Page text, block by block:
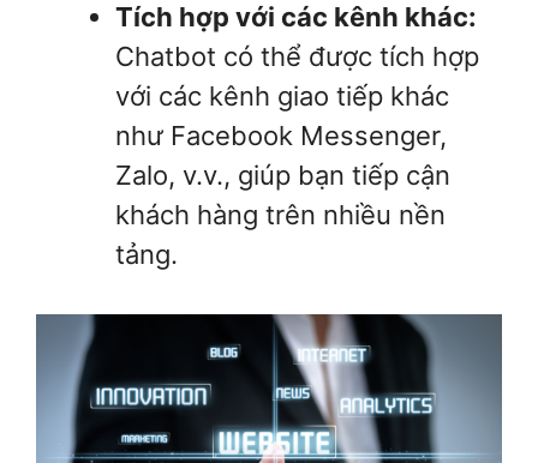
Tích hợp với các kênh khác:
Chatbot có thể được tích hợp
với các kênh giao tiếp khác
như Facebook Messenger,
Zalo, v.v., giúp bạn tiếp cận
khách hàng trên nhiều nền
tảng.